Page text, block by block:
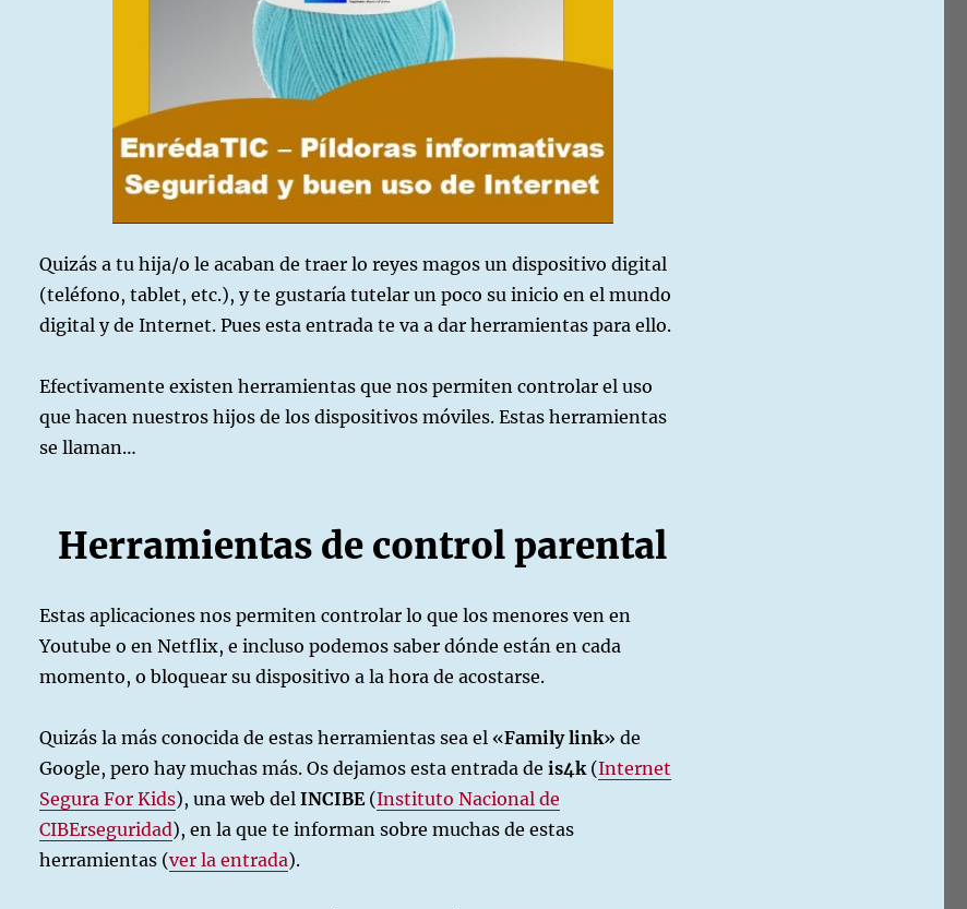
Quizás a tu hija/o le acaban de traer lo reyes magos un dispositivo digital
(teléfono, tablet, etc.), y te gustaría tutelar un poco su inicio en el mundo
digital y de Internet. Pues esta entrada te va a dar herramientas para ello.
Efectivamente existen herramientas que nos permiten controlar el uso
que hacen nuestros hijos de los dispositivos móviles. Estas herramientas
se llaman…
Herramientas de control parental
Estas aplicaciones nos permiten controlar lo que los menores ven en
Youtube o en Netflix, e incluso podemos saber dónde están en cada
momento, o bloquear su dispositivo a la hora de acostarse.
Quizás la más conocida de estas herramientas sea el «Family link» de
Google, pero hay muchas más. Os dejamos esta entrada deis4k (Internet
Segura For Kids), una web delINCIBE(Instituto Nacional de
CIBErseguridad), en la que te informan sobre muchas de estas
herramientas (ver la entrada).